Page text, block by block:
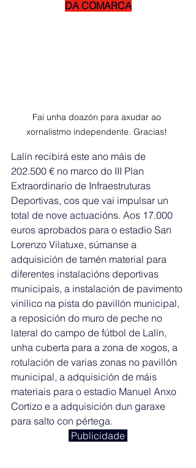
DA COMARCA
Fai unha doazón para axudar ao
xornalistmo independente. Gracias!
Lalín recibirá este ano máis de
202.500 € no marco do III Plan
Extraordinario de Infraestruturas
Deportivas, cos que vai impulsar un
total de nove actuacións. Aos 17.000
euros aprobados para o estadio San
Lorenzo Vilatuxe, súmanse a
adquisición de tamén material para
diferentes instalacións deportivas
municipais, a instalación de pavimento
vinílico na pista do pavillón municipal,
a reposición do muro de peche no
lateral do campo de fútbol de Lalín,
unha cuberta para a zona de xogos, a
rotulación de varias zonas no pavillón
municipal, a adquisición de máis
materiais para o estadio Manuel Anxo
Cortizo e a adquisición dun garaxe
para salto con pértega.
Publicidade